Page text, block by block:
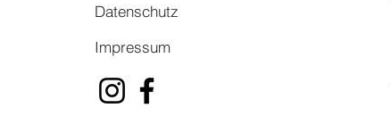
Datenschutz
Impressum